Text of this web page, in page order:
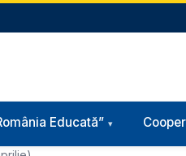
Educată”